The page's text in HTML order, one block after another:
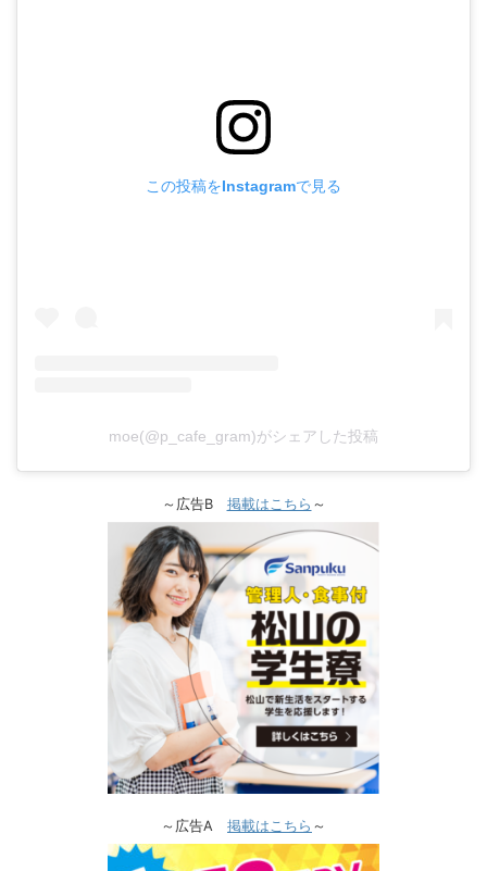
この投稿をInstagramで見る
moe(@p_cafe_gram)がシェアした投稿
～広告B 掲載はこちら ～
～広告A 掲載はこちら ～